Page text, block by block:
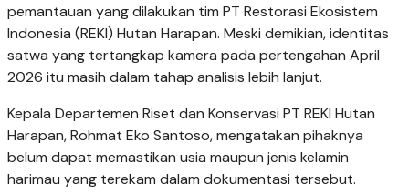
pemantauan yang dilakukan tim PT Restorasi Ekosistem
Indonesia (REKI) Hutan Harapan. Meski demikian, identitas
satwa yang tertangkap kamera pada pertengahan April
2026 itu masih dalam tahap analisis lebih lanjut.
Kepala Departemen Riset dan Konservasi PT REKI Hutan
Harapan, Rohmat Eko Santoso, mengatakan pihaknya
belum dapat memastikan usia maupun jenis kelamin
harimau yang terekam dalam dokumentasi tersebut.